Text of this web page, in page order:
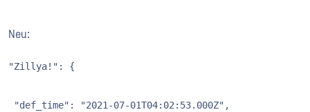
Neu:
"Zillya!": {
"def_time": "2021-07-01T04:02:53.000Z",